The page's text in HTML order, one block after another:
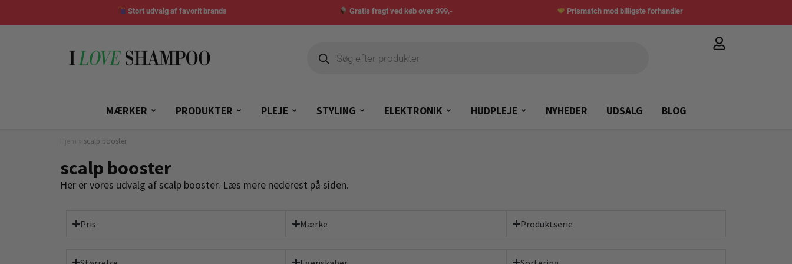
Stort udvalg af favorit brands Gratis fragt ved køb over 399,- Prismatch mod billigste forhandler
MÆRKER PRODUKTER PLEJE STYLING ELEKTRONIK HUDPLEJE NYHEDER UDSALG BLOG
» scalp booster
scalp booster
Her er vores udvalg af scalp booster. Læs mere nederest på siden.
Pris Mærke Produktserie